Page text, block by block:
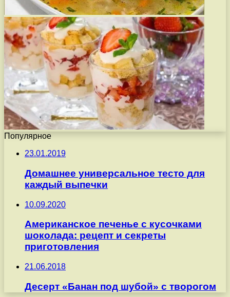
Популярное
23.01.2019
Домашнее универсальное тесто для
каждый выпечки
10.09.2020
Американское печенье с кусочками
шоколада: рецепт и секреты
приготовления
21.06.2018
Десерт «Банан под шубой» с творогом